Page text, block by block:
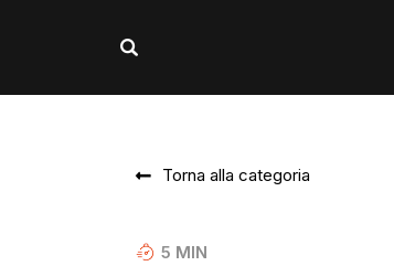
Torna alla categoria
5 MIN